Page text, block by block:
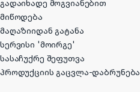
გადაიხადე მოგვიანებით
მიწოდება
მაღაზიიდან გატანა
სერვისი 'მოირგე'
სასაჩუქრე შეფუთვა
პროდუქციის გაცვლა-დაბრუნება